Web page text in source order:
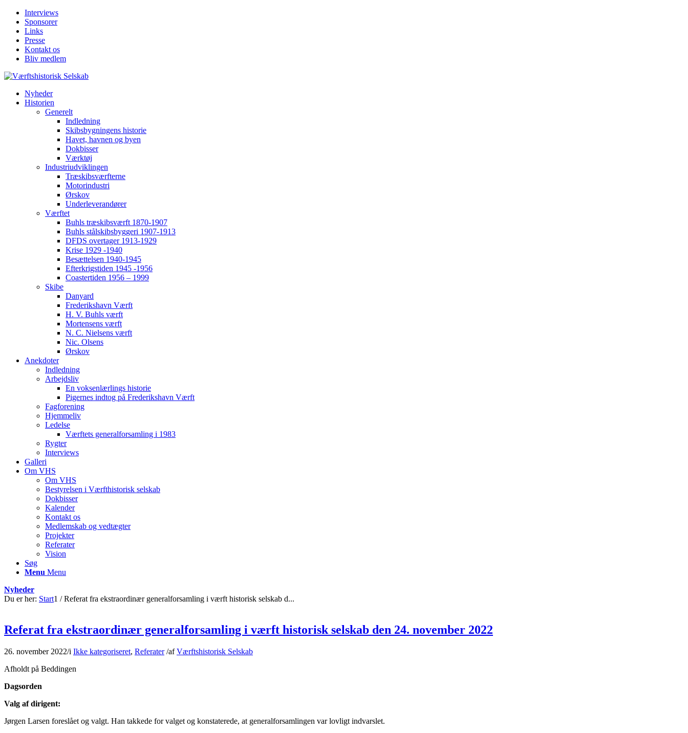
Interviews
Sponsorer
Links
Presse
Kontakt os
Bliv medlem
Nyheder
Historien
Generelt
Indledning
Skibsbygningens historie
Havet, havnen og byen
Dokbisser
Værktøj
Industriudviklingen
Træskibsværfterne
Motorindustri
Ørskov
Underleverandører
Værftet
Buhls træskibsværft 1870-1907
Buhls stålskibsbyggeri 1907-1913
DFDS overtager 1913-1929
Krise 1929 -1940
Besættelsen 1940-1945
Efterkrigstiden 1945 -1956
Coastertiden 1956 – 1999
Skibe
Danyard
Frederikshavn Værft
H. V. Buhls værft
Mortensens værft
N. C. Nielsens værft
Nic. Olsens
Ørskov
Anekdoter
Indledning
Arbejdsliv
En voksenlærlings historie
Pigernes indtog på Frederikshavn Værft
Fagforening
Hjemmeliv
Ledelse
Værftets generalforsamling i 1983
Rygter
Interviews
Galleri
Om VHS
Om VHS
Bestyrelsen i Værfthistorisk selskab
Dokbisser
Kalender
Kontakt os
Medlemskab og vedtægter
Projekter
Referater
Vision
Søg
Menu Menu
Nyheder
Du er her: Start1 / Referat fra ekstraordinær generalforsamling i værft historisk selskab d...
Referat fra ekstraordinær generalforsamling i værft historisk selskab den 24. november 2022
26. november 2022/i Ikke kategoriseret, Referater /afVærftshistorisk Selskab
Afholdt på Beddingen
Dagsorden
Valg af dirigent:
Jørgen Larsen foreslået og valgt. Han takkede for valget og konstaterede, at generalforsamlingen var lovligt indvarslet.